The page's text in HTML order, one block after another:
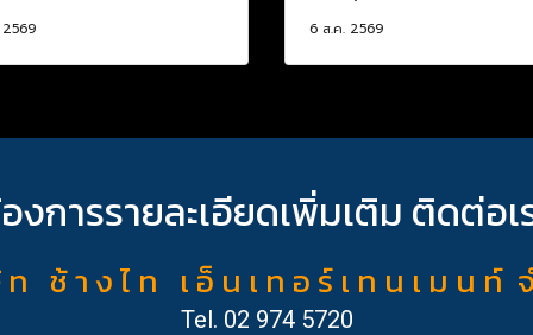
6 ส.ค. 2569
งการรายละเอียดเพิ่มเติม ติดต่อเ
ท ช้ า ง ไ ท เ อ็ น เ ท อ ร์ เ ท น เ ม น ท์
Tel. 02 974 5720